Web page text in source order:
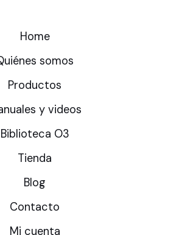
Home
somos
Productos
y videos
Biblioteca O3
Tienda
Blog
Contacto
Mi cuenta